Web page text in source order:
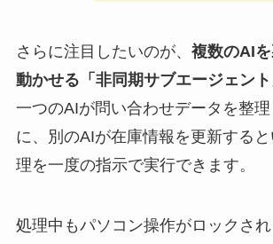
さらに注目したいのが、 複数のAI
動かせる「非同期サブエージェン
一つのAIが問い合わせデータを整
に、別のAIが在庫情報を更新する
理を一度の指示で実行できます。
処理中もパソコン操作がロックさ